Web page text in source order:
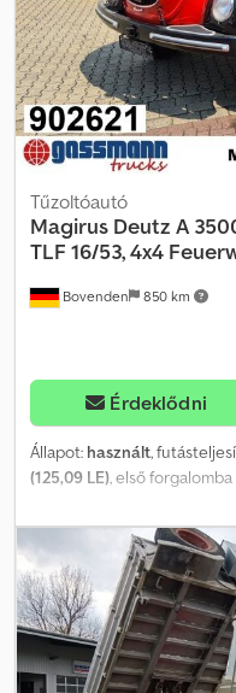
értékesítjük. Dedpfx Aox
nem kötelező érvényűek,
hibákra/változtatásokra és
08026/2188
Bovenden 850 km
Tűzoltóautó
Magirus Deutz A
TLF 16/53, 4x4
Érdeklődni
Állapot: használt,
(125,09 LE), első forgalomba
össztömeg:7 490 kg,
tengelyelrendezés:4x4,
601 g/km
, szín:piros,
ülések száma:6, teljes
mm, első gumi méret:8.25-
8.25-20 EHD, Felszereltség:
Bovenden, Klöckner H-